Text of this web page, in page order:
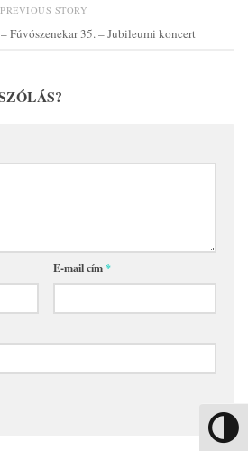
Nagy
PREVIOUS STORY
Fúvószenekar 35. – Jubileumi koncert
E-mail cím*